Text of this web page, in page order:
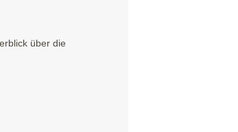
über die